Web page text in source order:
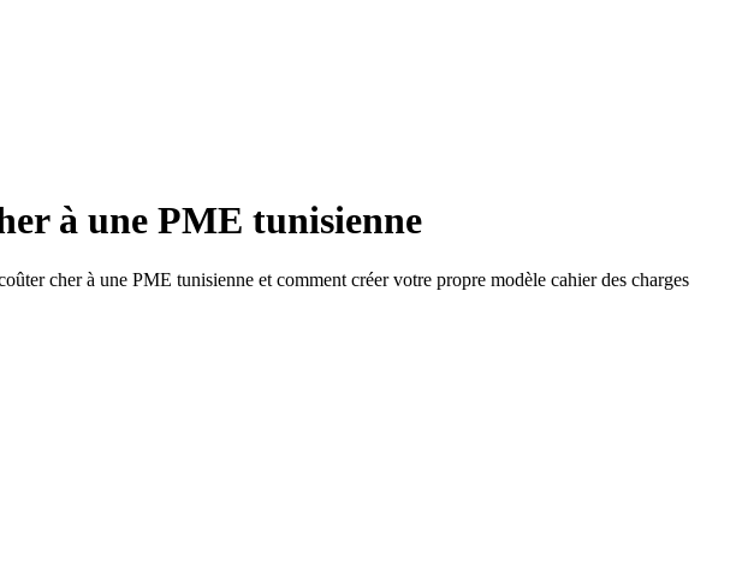
à une PME tunisienne
cher à une PME tunisienne et comment créer votre propre modèle cahier des charges